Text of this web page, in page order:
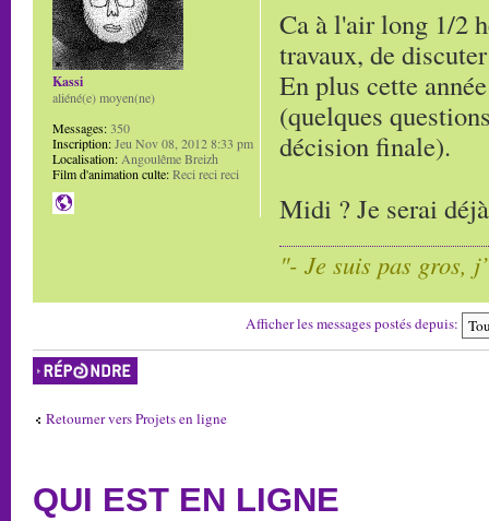
Ca à l'air long 1/2
travaux, de
En plus cette
(quelques
décision finale).
Midi ? Je serai
"- Je suis pas gros,
Kassi
aliéné(e) moyen(ne)
Messages:350
Inscription:Jeu Nov 08, 2012 8:33 pm
Localisation:Angoulême Breizh
Film d'animation culte:Reci reci reci
Afficher les messages postés depuis:
Répondre
Retourner vers Projets en ligne
QUI EST EN LIGNE